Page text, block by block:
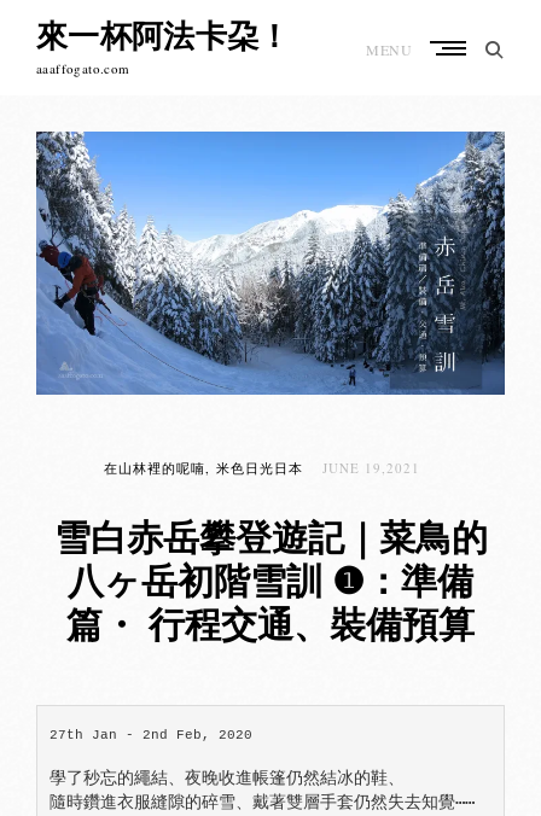
content來一杯阿法卡朶！
aaaffogato.com
MENU
在山林裡的呢喃 米色日光日本 JUNE 19,2021
雪白赤岳攀登遊記｜菜鳥的
八ヶ岳初階雪訓 ❶：準備
篇・ 行程交通、裝備預算
27th Jan - 2nd Feb, 2020
學了秒忘的繩結、夜晚收進帳篷仍然結冰的鞋、
隨時鑽進衣服縫隙的碎雪、戴著雙層手套仍然失去知覺⋯⋯